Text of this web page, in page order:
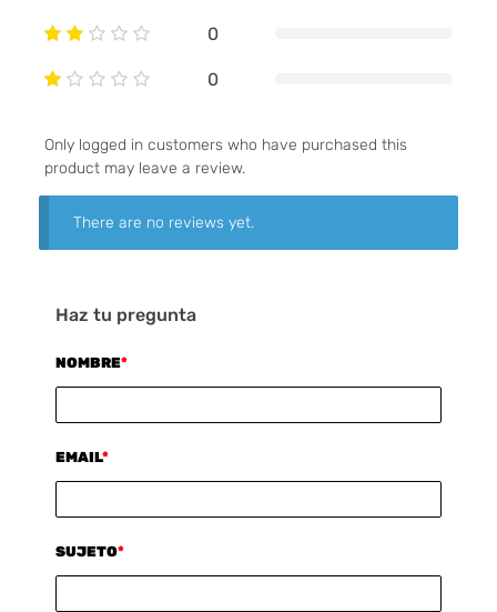
0
0
Only logged in customers who have purchased this
product may leave a review.
There are no reviews yet.
Haz tu pregunta
NOMBRE*
EMAIL*
SUJETO*